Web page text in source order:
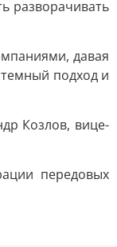
разворачивать
давая
подход и
Козлов, вице-
передовых